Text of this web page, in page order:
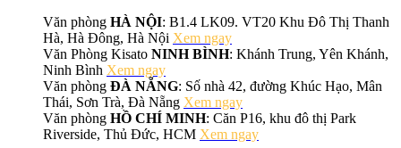
Văn phòng HÀ NỘI: B1.4 LK09. VT20 Khu Đô Thị Thanh
Hà, Hà Đông, Hà Nội Xem ngay
Văn Phòng Kisato NINH BÌNH: Khánh Trung, Yên Khánh,
Ninh Bình Xem ngay
Văn phòng ĐÀ NẴNG: Số nhà 42, đường Khúc Hạo, Mân
Thái, Sơn Trà, Đà Nẵng Xem ngay
Văn phòng HỒ CHÍ MINH: Căn P16, khu đô thị Park
Riverside, Thủ Đức, HCM Xem ngay